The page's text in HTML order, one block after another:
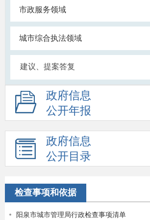
市政服务领域
城市综合执法领域
建议、提案答复
政府信息
公开年报
政府信息
公开目录
检查事项和依据
阳泉市城市管理局行政检查事项清单